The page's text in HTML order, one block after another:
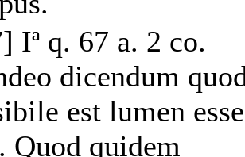
Iª q. 67 a. 2 co.
dicendum
est lumen esse
Quod quidem